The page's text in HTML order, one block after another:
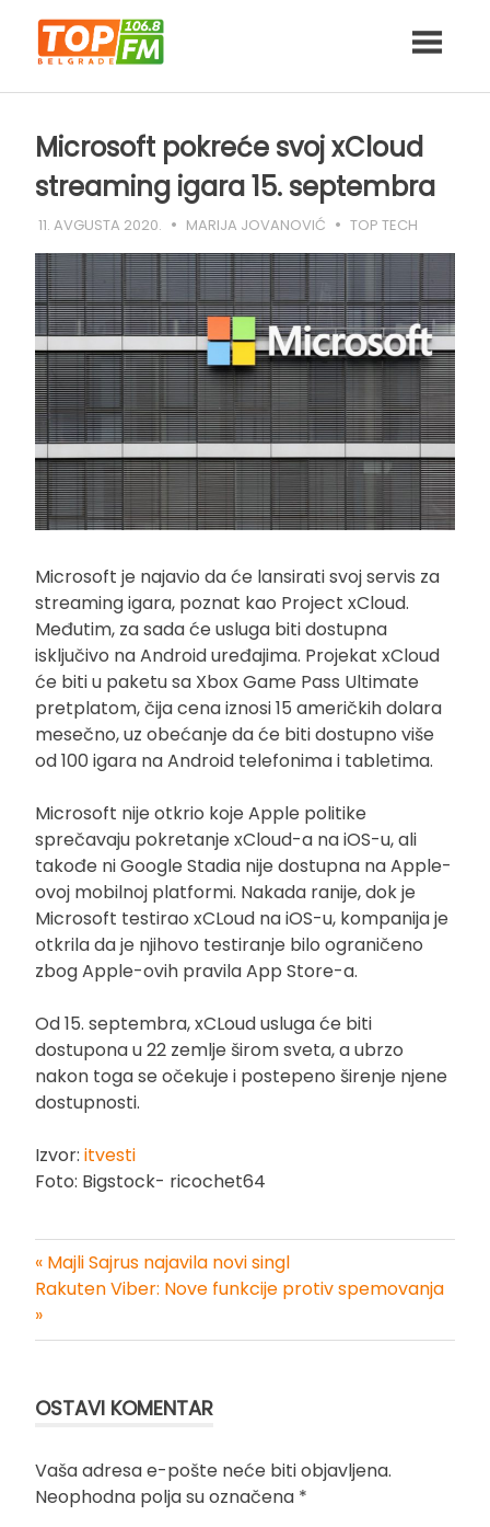
content
Microsoft pokreće svoj xCloud
streaming igara 15. septembra
11. AVGUSTA 2020. MARIJA JOVANOVIĆ TOP TECH
Microsoft je najavio da će lansirati svoj servis za
streaming igara, poznat kao Project xCloud.
Međutim, za sada će usluga biti dostupna
isključivo na Android uređajima. Projekat xCloud
će biti u paketu sa Xbox Game Pass Ultimate
pretplatom, čija cena iznosi 15 američkih dolara
mesečno, uz obećanje da će biti dostupno više
od 100 igara na Android telefonima i tabletima.
Microsoft nije otkrio koje Apple politike
sprečavaju pokretanje xCloud-a na iOS-u, ali
takođe ni Google Stadia nije dostupna na Apple-
ovoj mobilnoj platformi. Nakada ranije, dok je
Microsoft testirao xCLoud na iOS-u, kompanija je
otkrila da je njihovo testiranje bilo ograničeno
zbog Apple-ovih pravila App Store-a.
Od 15. septembra, xCLoud usluga će biti
dostupona u 22 zemlje širom sveta, a ubrzo
nakon toga se očekuje i postepeno širenje njene
dostupnosti.
Izvor: itvesti
Foto: Bigstock- ricochet64
Kretanje
članka
« Majli Sajrus najavila novi singl
Rakuten Viber: Nove funkcije protiv spemovanja
»
OSTAVI KOMENTAR
Vaša adresa e-pošte neće biti objavljena.
Neophodna polja su označena *